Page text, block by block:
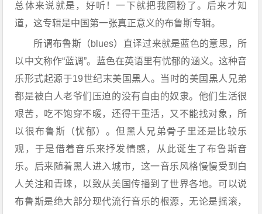
总体来说就是，好听！一下就把我圈粉了。后来才知
道，这专辑是中国第一张真正意义的布鲁斯专辑。
所谓布鲁斯（blues）直译过来就是蓝色的意思，所
以中文称作“蓝调”。蓝色在英语里有忧郁的涵义。这种音
乐形式起源于19世纪末美国黑人。当时的美国黑人兄弟
都是被白人老爷们压迫的没有自由的奴隶。他们生活很
艰苦，吃不饱穿不暖，还得干重活，又不能找对象，所
以很布鲁斯（忧郁）。但黑人兄弟骨子里还是比较乐
观，于是借着音乐来抒发情感，从此诞生了布鲁斯音
乐。后来随着黑人进入城市，这一音乐风格慢慢受到白
人关注和青睐，以致从美国传播到了世界各地。可以说
布鲁斯是绝大部分现代流行音乐的根源，无论是摇滚，